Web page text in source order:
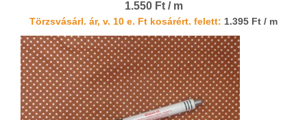
1.550 Ft / m
Törzsvásárl. ár, v. 10 e. Ft kosárért. felett: 1.395 Ft / m